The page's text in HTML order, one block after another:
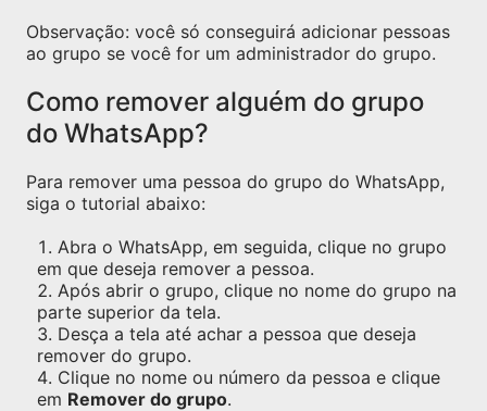
Observação: você só conseguirá adicionar pessoas
ao grupo se você for um administrador do grupo.
Como remover alguém do grupo
do WhatsApp?
Para remover uma pessoa do grupo do WhatsApp,
siga o tutorial abaixo:
Abra o WhatsApp, em seguida, clique no grupo
em que deseja remover a pessoa.
Após abrir o grupo, clique no nome do grupo na
parte superior da tela.
Desça a tela até achar a pessoa que deseja
remover do grupo.
Clique no nome ou número da pessoa e clique
em Remover do grupo.